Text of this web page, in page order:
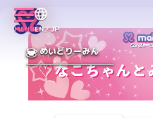
MENUEN／JP
めいどりーみん